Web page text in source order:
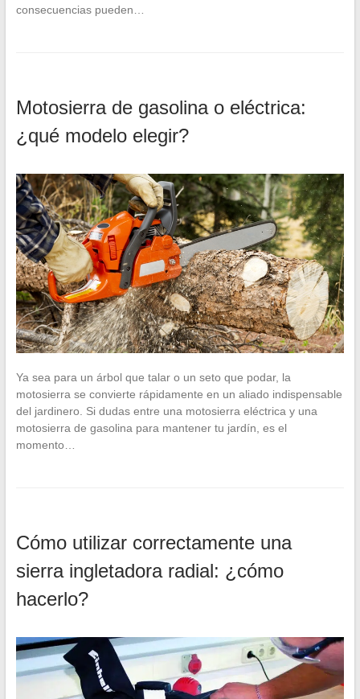
consecuencias pueden…
Motosierra de gasolina o eléctrica:
¿qué modelo elegir?
Ya sea para un árbol que talar o un seto que podar, la
motosierra se convierte rápidamente en un aliado indispensable
del jardinero. Si dudas entre una motosierra eléctrica y una
motosierra de gasolina para mantener tu jardín, es el
momento…
Cómo utilizar correctamente una
sierra ingletadora radial: ¿cómo
hacerlo?